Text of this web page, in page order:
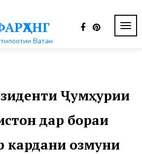
Ватан
Ҷумҳурии
дар бораи
кардани озмуни